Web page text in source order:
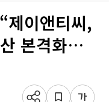
제이앤티씨,
본격화…